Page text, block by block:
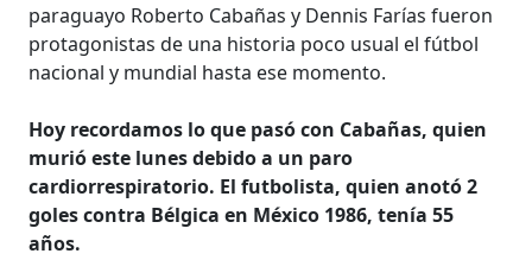
paraguayo Roberto Cabañas y Dennis Farías fueron
protagonistas de una historia poco usual el fútbol
nacional y mundial hasta ese momento.
Hoy recordamos lo que pasó con Cabañas, quien
murió este lunes debido a un paro
cardiorrespiratorio. El futbolista, quien anotó 2
goles contra Bélgica en México 1986, tenía 55
años.